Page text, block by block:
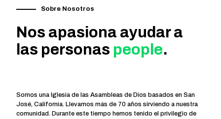
Sobre Nosotros
Nos apasiona ayudar a
las personas people.
Somos una Iglesia de las Asambleas de Dios basados en San
José, California. Llevamos más de 70 años sirviendo a nuestra
comunidad. Durante este tiempo hemos tenido el privilegio de